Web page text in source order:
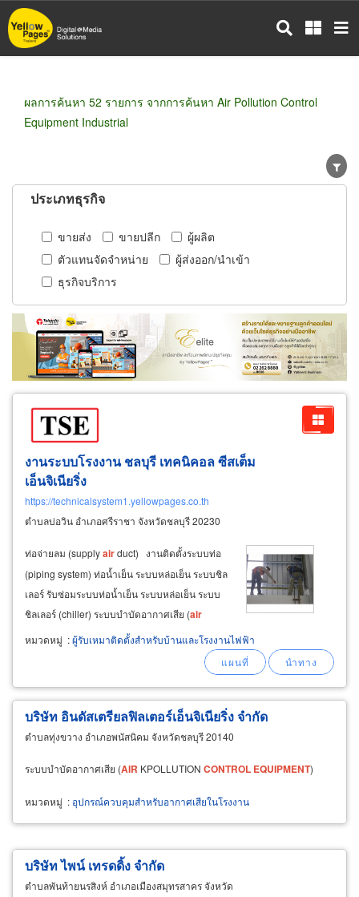
ข้าม
ไป
ผลการค้นหา 52 รายการ จากการค้นหา Air Pollution Control
Equipment Industrial
ประเภทธุรกิจ
ขายส่ง ขายปลีก
ผู้ผลิต
ตัวแทนจัดจำหน่าย
ผู้ส่งออก/นำเข้า
ธุรกิจบริการ
งานระบบโรงงาน ชลบุรี เทคนิคอล ซีสเต็ม
เอ็นจิเนียริ่ง
https://technicalsystem1.yellowpages.co.th
ตำบลบ่อวิน อำเภอศรีราชา จังหวัดชลบุรี 20230
ท่อจ่ายลม (supplyairduct) งานติดตั้งระบบท่อ
(piping system) ท่อน้ำเย็น ระบบหล่อเย็น ระบบชิล
เลอร์ รับซ่อมระบบท่อน้ำเย็น ระบบหล่อเย็น ระบบ
ชิลเลอร์ (chiller) ระบบบำบัดอากาศเสีย (air
pollution
system) ควบคุมมลภาวะ กำจัด ฝุ่น ควัน
กลิ่น ไอกรด ไอสารเคมี ระบบบำบัดอากาศเสียแบบ
หมวดหมู่ :ผู้รับเหมาติดตั้งสำหรับบ้านและโรงงานไฟฟ้า
บริษัท อินดัสเตรียลฟิลเตอร์เอ็นจิเนียริ่ง จำกัด
ตำบลทุ่งขวาง อำเภอพนัสนิคม จังหวัดชลบุรี 20140
ระบบบำบัดอากาศเสีย (AIR KPOLLUTION CONTROL EQUIPMENT)
หมวดหมู่ : อุปกรณ์ควบคุมสำหรับอากาศเสียในโรงงาน
บริษัท ไพน์ เทรดดิ้ง จำกัด
ตำบลพันท้ายนรสิงห์ อำเภอเมืองสมุทรสาคร จังหวัด